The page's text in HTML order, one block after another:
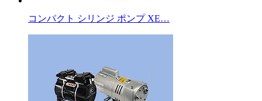
コンパクト シリンジ ポンプ XE…